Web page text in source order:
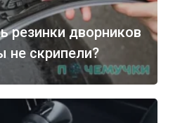
резинки дворников
не скрипели?